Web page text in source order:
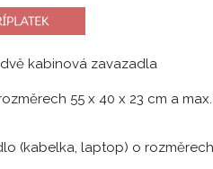
dvě kabinová zavazadla
55 x 40 x 23 cm a max.
(kabelka, laptop) o rozměrech